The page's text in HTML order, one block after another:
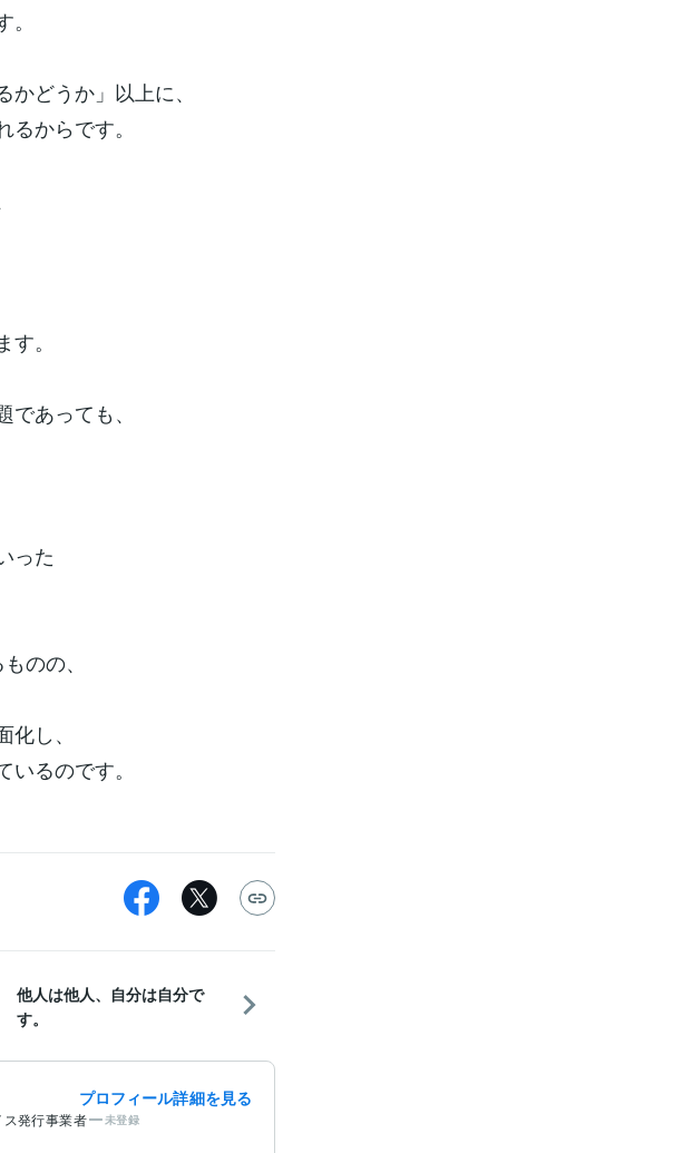
どうか」以上に、
からです。
。
あっても、
った
のの、
し、
るのです。
他人は他人、自分は自分で
す。
プロフィール詳細を見る
ス発行事業者 未登録